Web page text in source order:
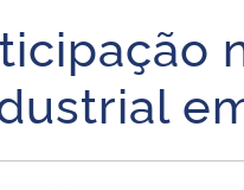
Central do Brasil